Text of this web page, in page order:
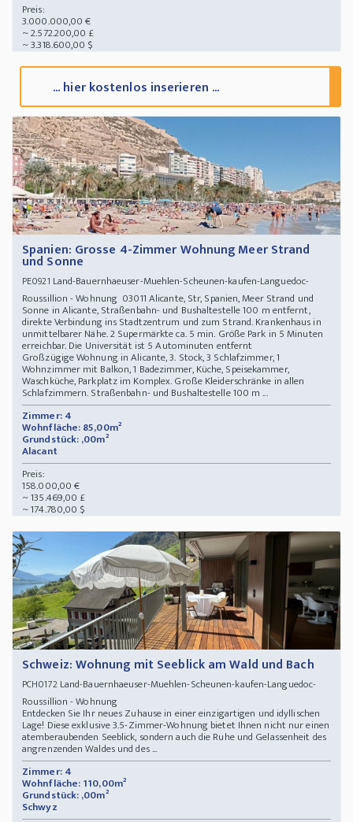
Preis:
3.000.000,00 €
~ 2.572.200,00 £
~ 3.318.600,00 $
... hier kostenlos inserieren ...
Spanien: Grosse 4-Zimmer Wohnung Meer Strand
und Sonne
PE0921 Land-Bauernhaeuser-Muehlen-Scheunen-kaufen-Languedoc-
Roussillion - Wohnung 03011 Alicante, Str, Spanien, Meer Strand und
Sonne in Alicante, Straßenbahn- und Bushaltestelle 100 m entfernt,
direkte Verbindung ins Stadtzentrum und zum Strand. Krankenhaus in
unmittelbarer Nähe. 2 Supermärkte ca. 5 min. Größe Park in 5 Minuten
erreichbar. Die Universität ist 5 Autominuten entfernt
Großzügige Wohnung in Alicante, 3. Stock, 3 Schlafzimmer, 1
Wohnzimmer mit Balkon, 1 Badezimmer, Küche, Speisekammer,
Waschküche, Parkplatz im Komplex. Große Kleiderschränke in allen
Schlafzimmern. Straßenbahn- und Bushaltestelle 100 m ...
Zimmer: 4
Wohnfläche: 85,00m²
Grundstück: ,00m²
Alacant
Preis:
158.000,00 €
~ 135.469,00 £
~ 174.780,00 $
Schweiz: Wohnung mit Seeblick am Wald und Bach
PCH0172Land-Bauernhaeuser-Muehlen-Scheunen-kaufen-Languedoc-
Roussillion - Wohnung
Entdecken Sie Ihr neues Zuhause in einer einzigartigen und idyllischen
Lage! Diese exklusive 3.5-Zimmer-Wohnung bietet Ihnen nicht nur einen
atemberaubenden Seeblick, sondern auch die Ruhe und Gelassenheit des
angrenzenden Waldes und des ...
Zimmer: 4
Wohnfläche: 110,00m²
Grundstück: ,00m²
Schwyz